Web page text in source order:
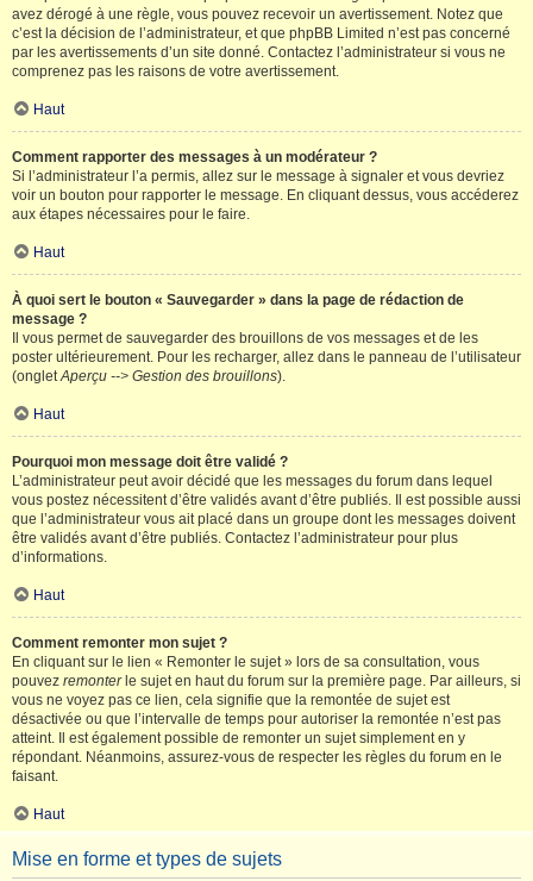
avez dérogé à une règle, vous pouvez recevoir un avertissement. Notez que
c’est la décision de l’administrateur, et que phpBB Limited n’est pas concerné
par les avertissements d’un site donné. Contactez l’administrateur si vous ne
comprenez pas les raisons de votre avertissement.
Haut
Comment rapporter des messages à un modérateur ?
Si l’administrateur l’a permis, allez sur le message à signaler et vous devriez
voir un bouton pour rapporter le message. En cliquant dessus, vous accéderez
aux étapes nécessaires pour le faire.
Haut
À quoi sert le bouton « Sauvegarder » dans la page de rédaction de
message ?
Il vous permet de sauvegarder des brouillons de vos messages et de les
poster ultérieurement. Pour les recharger, allez dans le panneau de l’utilisateur
(ongletAperçu --> Gestion des brouillons).
Haut
Pourquoi mon message doit être validé ?
L’administrateur peut avoir décidé que les messages du forum dans lequel
vous postez nécessitent d’être validés avant d’être publiés. Il est possible aussi
que l’administrateur vous ait placé dans un groupe dont les messages doivent
être validés avant d’être publiés. Contactez l’administrateur pour plus
d’informations.
Haut
Comment remonter mon sujet ?
En cliquant sur le lien « Remonter le sujet » lors de sa consultation, vous
pouvez remonterle sujet en haut du forum sur la première page. Par ailleurs, si
vous ne voyez pas ce lien, cela signifie que la remontée de sujet est
désactivée ou que l’intervalle de temps pour autoriser la remontée n’est pas
atteint. Il est également possible de remonter un sujet simplement en y
répondant. Néanmoins, assurez-vous de respecter les règles du forum en le
faisant.
Haut
Mise en forme et types de sujets